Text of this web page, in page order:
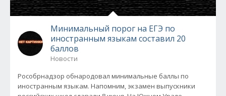
Минимальный порог на ЕГЭ по
иностранным языкам составил 20
баллов
Новости
Рособрнадзор обнародовал минимальные баллы по
иностранным языкам. Напомним, экзамен выпускники